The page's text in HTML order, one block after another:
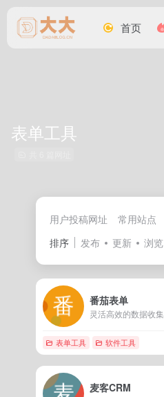
首页
表单工具
用户投稿网址 常用站点
排序
发布 更新 浏览
番茄表单
灵活高效的数据收
表单工具 软件工具
麦客CRM